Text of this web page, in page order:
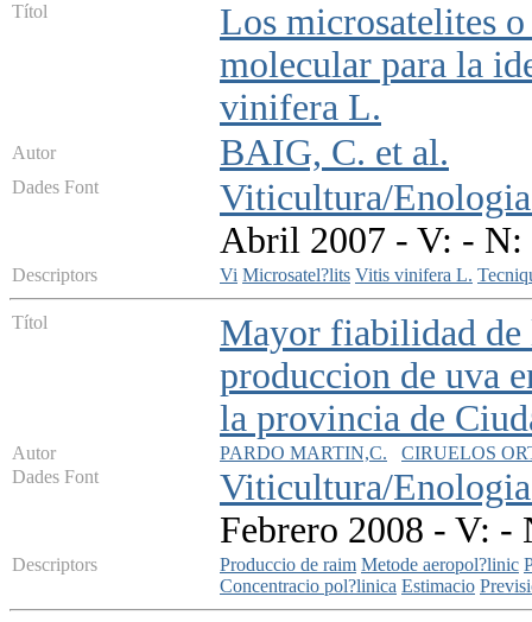
Títol
Los microsatelites
molecular para la
vinifera L.
Autor BAIG, C. et al.
Dades Font
Viticultura/
Abril 2007 - V: - N:
Descriptors Vi Microsatel?lits Vitis vinifera L.
Títol
Mayor fiabilidad de
produccion de uva
la provincia de
Autor PARDO MARTIN,C.
CIRUELOS
Dades Font
Viticultura/
Febrero 2008 - V: -
Descriptors Produccio de raim Metode aeropol?linic
Concentracio pol?linica Estimacio